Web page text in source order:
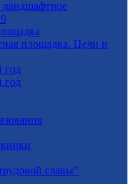
ландшафтное
площадка. Цели и
год
год
славы"